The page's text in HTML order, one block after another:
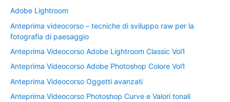
Adobe Lightroom
Anteprima videocorso – tecniche di sviluppo raw per la
fotografia di paesaggio
Anteprima Videocorso Adobe Lightroom Classic Vol1
Anteprima Videocorso Adobe Photoshop Colore Vol1
Anteprima Videocorso Oggetti avanzati
Anteprima Videocorso Photoshop Curve e Valori tonali